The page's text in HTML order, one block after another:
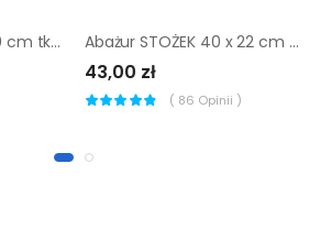
Abażur STOŻEK 15 x 10 cm tkanina czarno-złoty E14 Abażur STOŻEK 40 x 22 cm tkanina kremowy E27
43,00 zł
( 86 Opinii )